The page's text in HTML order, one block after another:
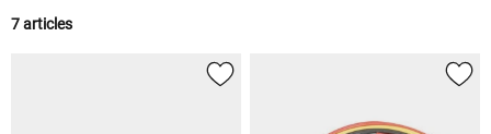
7 articles